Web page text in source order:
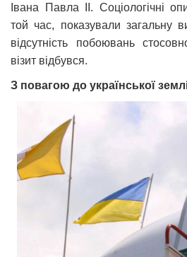
Івана Павла ІІ. Соціологічні
той час, показували загальну
відсутність побоювань
візит відбувся.
З повагою до української